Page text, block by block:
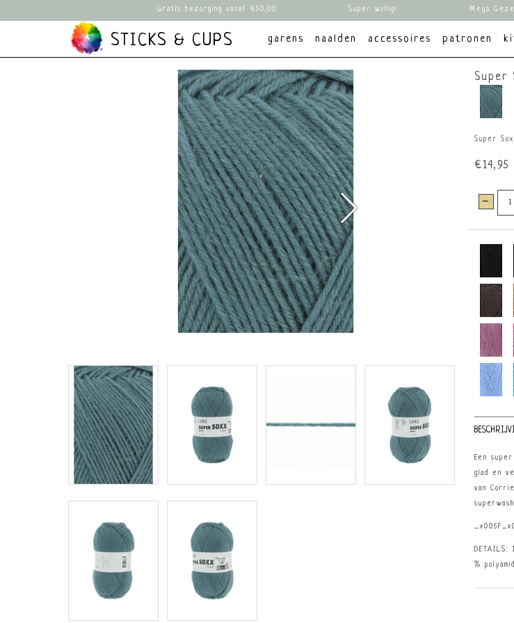
Gratis bezorging vanaf €50,00 Super wollig! Mega
STICKS & CUPS garens naalden accessoires patronen
Super
Super
€14,95
-
Een
glad en
van
%